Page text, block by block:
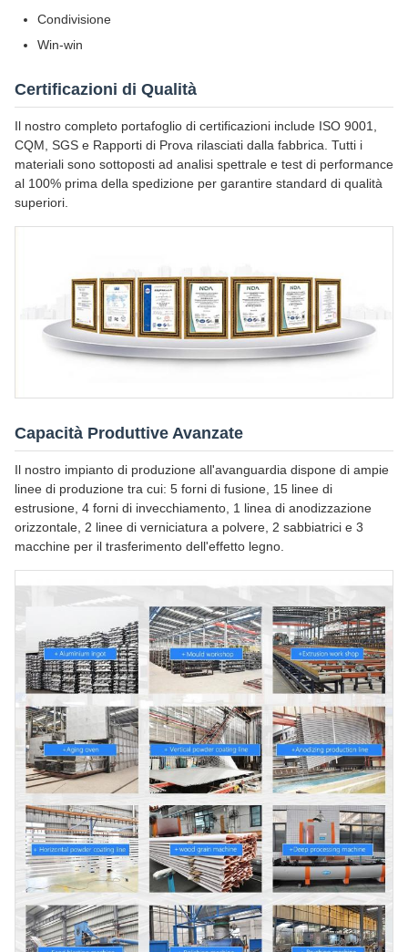
Condivisione
Win-win
Certificazioni di Qualità
Il nostro completo portafoglio di certificazioni include ISO 9001,
CQM, SGS e Rapporti di Prova rilasciati dalla fabbrica. Tutti i
materiali sono sottoposti ad analisi spettrale e test di performance
al 100% prima della spedizione per garantire standard di qualità
superiori.
Capacità Produttive Avanzate
Il nostro impianto di produzione all'avanguardia dispone di ampie
linee di produzione tra cui: 5 forni di fusione, 15 linee di
estrusione, 4 forni di invecchiamento, 1 linea di anodizzazione
orizzontale, 2 linee di verniciatura a polvere, 2 sabbiatrici e 3
macchine per il trasferimento dell'effetto legno.